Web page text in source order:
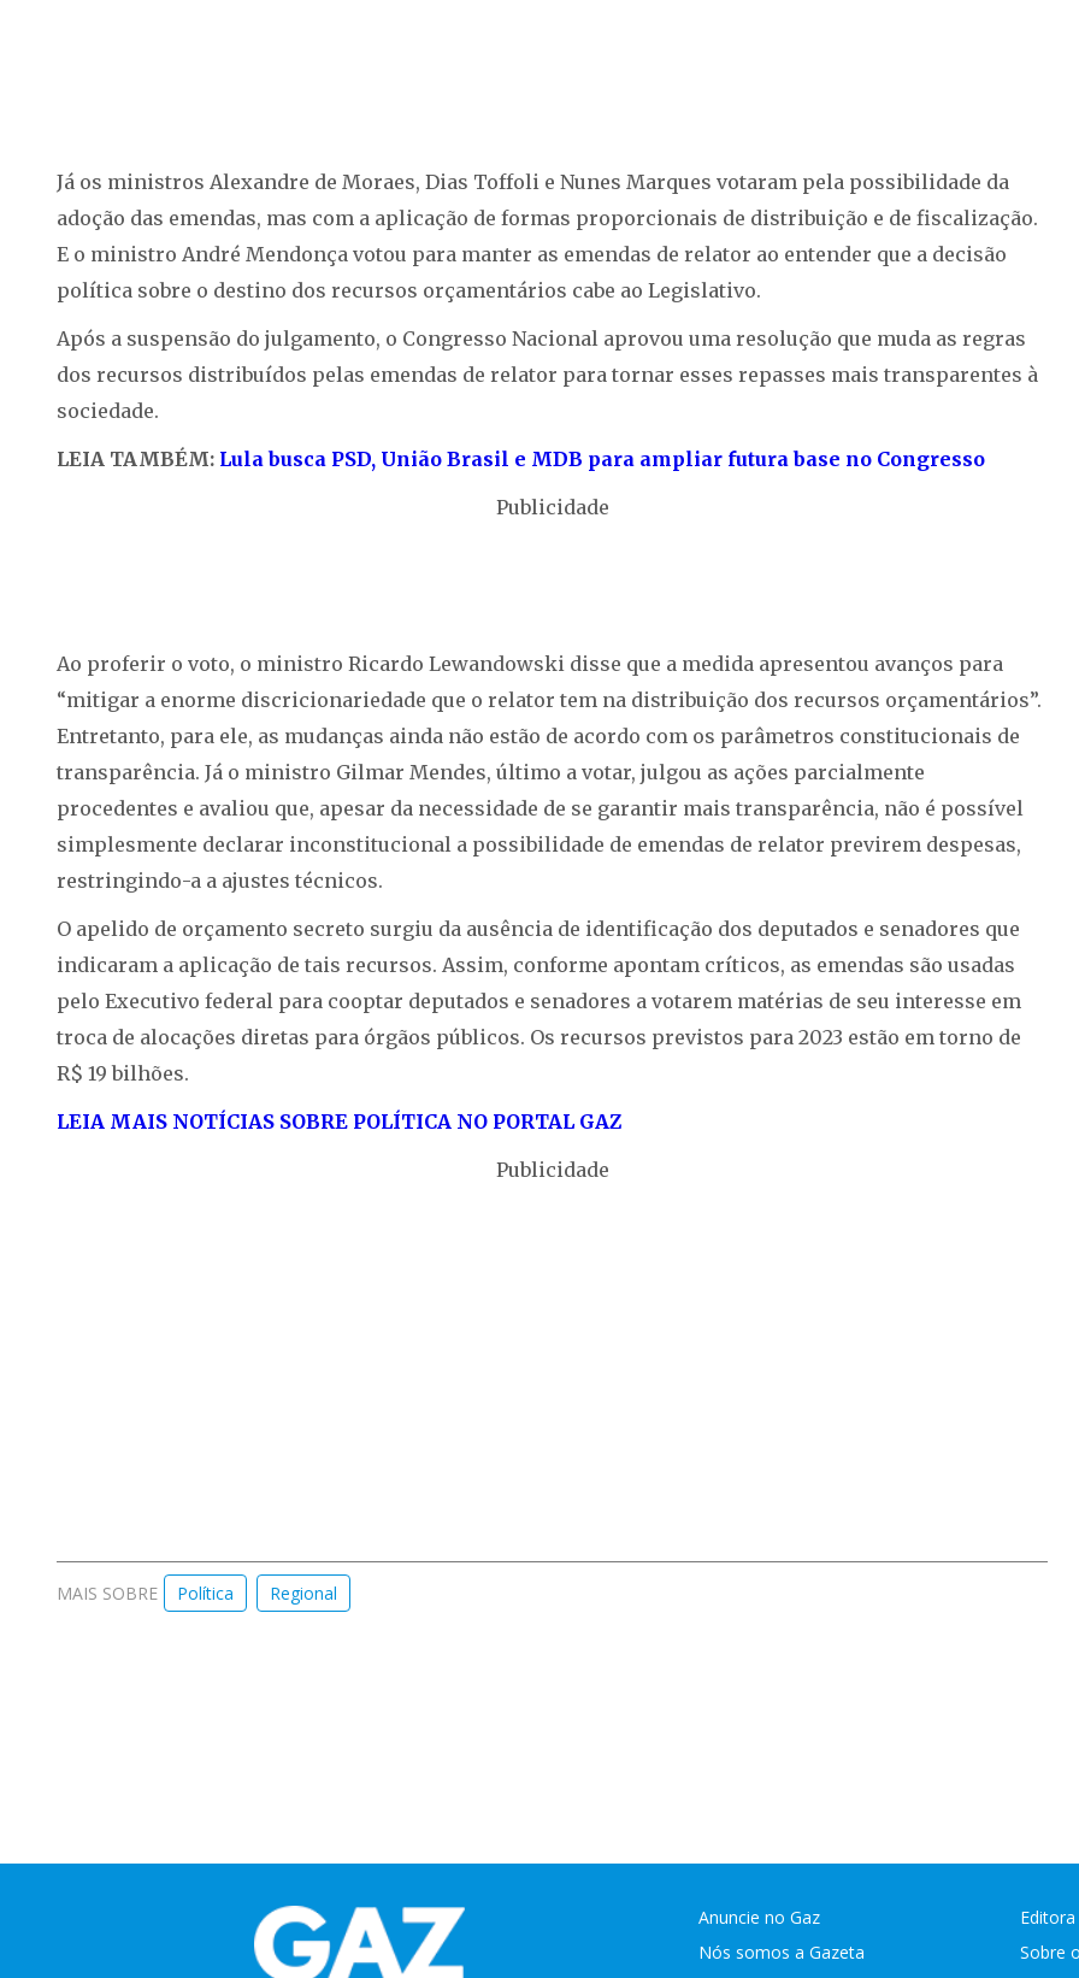
Já os ministros Alexandre de Moraes, Dias Toffoli e Nunes Marques votaram pela possibilidade da
adoção das emendas, mas com a aplicação de formas proporcionais de distribuição e de fiscalização.
E o ministro André Mendonça votou para manter as emendas de relator ao entender que a decisão
política sobre o destino dos recursos orçamentários cabe ao Legislativo.
Após a suspensão do julgamento, o Congresso Nacional aprovou uma resolução que muda as regras
dos recursos distribuídos pelas emendas de relator para tornar esses repasses mais transparentes à
sociedade.
LEIA TAMBÉM: Lula busca PSD, União Brasil e MDB para ampliar futura base no Congresso
Publicidade
Ao proferir o voto, o ministro Ricardo Lewandowski disse que a medida apresentou avanços para
“mitigar a enorme discricionariedade que o relator tem na distribuição dos recursos orçamentários”.
Entretanto, para ele, as mudanças ainda não estão de acordo com os parâmetros constitucionais de
transparência. Já o ministro Gilmar Mendes, último a votar, julgou as ações parcialmente
procedentes e avaliou que, apesar da necessidade de se garantir mais transparência, não é possível
simplesmente declarar inconstitucional a possibilidade de emendas de relator previrem despesas,
restringindo-a a ajustes técnicos.
O apelido de orçamento secreto surgiu da ausência de identificação dos deputados e senadores que
indicaram a aplicação de tais recursos. Assim, conforme apontam críticos, as emendas são usadas
pelo Executivo federal para cooptar deputados e senadores a votarem matérias de seu interesse em
troca de alocações diretas para órgãos públicos. Os recursos previstos para 2023 estão em torno de
R$ 19 bilhões.
LEIA MAIS NOTÍCIAS SOBRE POLÍTICA NO PORTAL GAZ
Publicidade
MAIS SOBRE Política Regional
Anuncie no Gaz
Nós somos a Gazeta
Sobre